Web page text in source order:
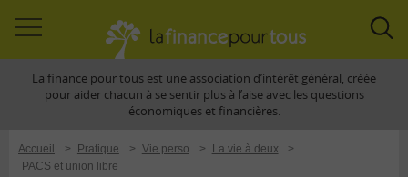
àLa finance pour tous est une association d’intérêt général, créée
pour aider chacun à se sentir plus à l’aise avec les questions
économiques et financières.
Accueil > Pratique > Vie perso > La vie à deux
>
PACS et union libre